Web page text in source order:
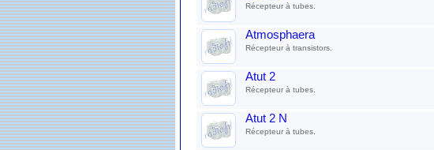
Récepteur à tubes.
Atmosphaera
Récepteur à transistors.
Atut 2
Récepteur à tubes.
Atut 2 N
Récepteur à tubes.